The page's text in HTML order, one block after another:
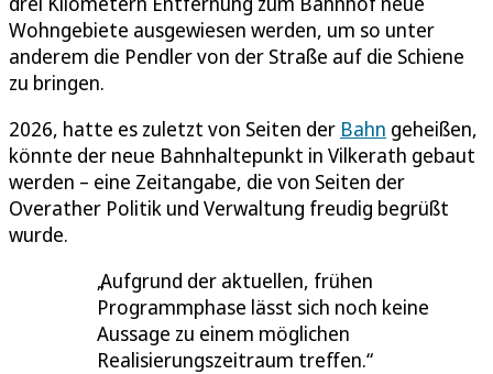
Wohngebiete ausgewiesen werden, um so unter
anderem die Pendler von der Straße auf die Schiene
zu bringen.
2026, hatte es zuletzt von Seiten der Bahn geheißen,
könnte der neue Bahnhaltepunkt in Vilkerath gebaut
werden – eine Zeitangabe, die von Seiten der
Overather Politik und Verwaltung freudig begrüßt
wurde.
Aufgrund der aktuellen, frühen
Programmphase lässt sich noch keine
Aussage zu einem möglichen
Realisierungszeitraum treffen.